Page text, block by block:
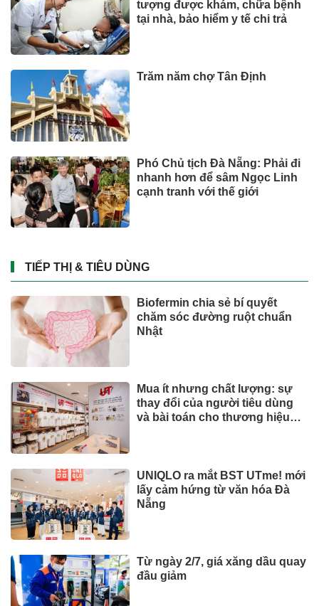
tượng được khám, chữa bệnh
tại nhà, bảo hiểm y tế chi trả
Trăm năm chợ Tân Định
Phó Chủ tịch Đà Nẵng: Phải đi
nhanh hơn để sâm Ngọc Linh
cạnh tranh với thế giới
TIẾP THỊ & TIÊU DÙNG
Biofermin chia sẻ bí quyết
chăm sóc đường ruột chuẩn
Nhật
Mua ít nhưng chất lượng: sự
thay đổi của người tiêu dùng
và bài toán cho thương hiệu
UNIQLO ra mắt BST UTme! mới
lấy cảm hứng từ văn hóa Đà
Nẵng
Từ ngày 2/7, giá xăng dầu quay
đầu giảm